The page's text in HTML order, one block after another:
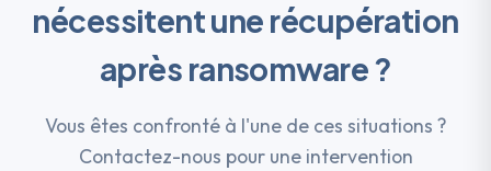
nécessitent une récupération
après ransomware ?
Vous êtes confronté à l'une de ces situations ?
Contactez-nous pour une intervention